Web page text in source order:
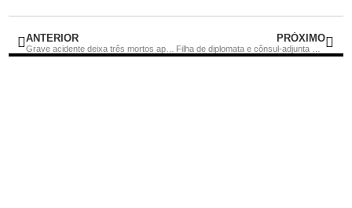
ANTERIOR
Grave acidente deixa três mortos após caminhão perder o controle em Nova Friburgo
PRÓXIMO